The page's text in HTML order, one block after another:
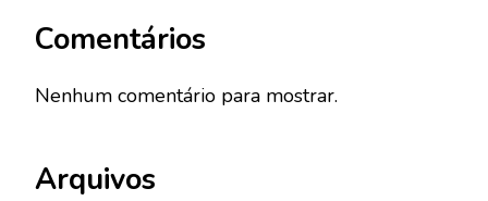
Comentários
Nenhum comentário para mostrar.
Arquivos